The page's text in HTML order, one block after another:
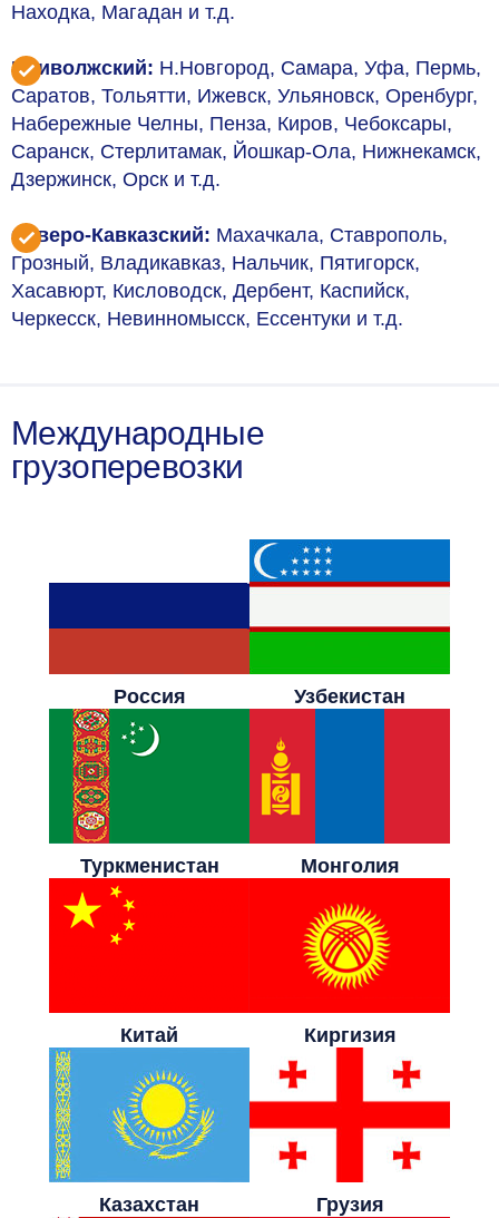
Находка, Магадан и т.д.
Приволжский: Н.Новгород, Самара, Уфа, Пермь,
Саратов, Тольятти, Ижевск, Ульяновск, Оренбург,
Набережные Челны, Пенза, Киров, Чебоксары,
Саранск, Стерлитамак, Йошкар-Ола, Нижнекамск,
Дзержинск, Орск и т.д.
Северо-Кавказский: Махачкала, Ставрополь,
Грозный, Владикавказ, Нальчик, Пятигорск,
Хасавюрт, Кисловодск, Дербент, Каспийск,
Черкесск, Невинномысск, Ессентуки и т.д.
Международные
грузоперевозки
Россия Узбекистан
Туркменистан Монголия
Китай Киргизия
Казахстан Грузия